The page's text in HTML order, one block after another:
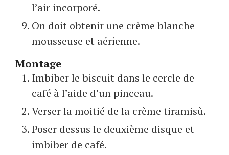
l’air incorporé.
On doit obtenir une crème blanche
mousseuse et aérienne.
Montage
Imbiber le biscuit dans le cercle de
café à l’aide d’un pinceau.
Verser la moitié de la crème tiramisù.
Poser dessus le deuxième disque et
imbiber de café.